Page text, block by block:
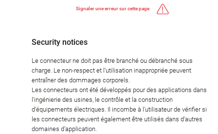
Signaler une erreur sur cette page
Security notices
Le connecteur ne doit pas être branché ou débranché sous
charge. Le non-respect et l'utilisation inappropriée peuvent
entraîner des dommages corporels.
Les connecteurs ont été développés pour des applications dans
l'ingénierie des usines, le contrôle et la construction
d'équipements électriques. Il incombe à l'utilisateur de vérifier si
les connecteurs peuvent également être utilisés dans d'autres
domaines d'application.